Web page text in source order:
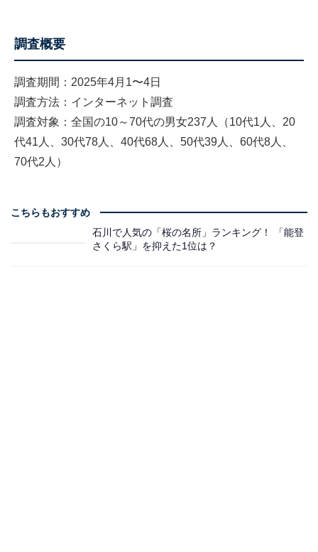
調査概要
調査期間：2025年4月1〜4日
調査方法：インターネット調査
調査対象：全国の10～70代の男女237人（10代1人、20
代41人、30代78人、40代68人、50代39人、60代8人、
70代2人）
こちらもおすすめ
石川で人気の「桜の名所」ランキング！ 「能登
さくら駅」を抑えた1位は？